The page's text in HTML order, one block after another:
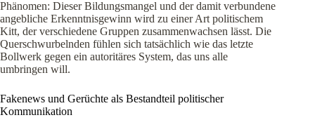
Phänomen: Dieser Bildungsmangel und der damit verbundene
angebliche Erkenntnisgewinn wird zu einer Art politischem
Kitt, der verschiedene Gruppen zusammenwachsen lässt. Die
Querschwurbelnden fühlen sich tatsächlich wie das letzte
Bollwerk gegen ein autoritäres System, das uns alle
umbringen will.
Fakenews und Gerüchte als Bestandteil politischer
Kommunikation